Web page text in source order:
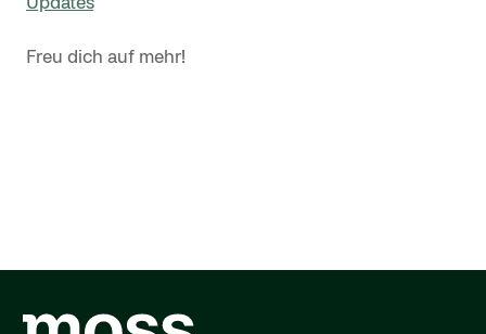
Freu dich auf mehr!